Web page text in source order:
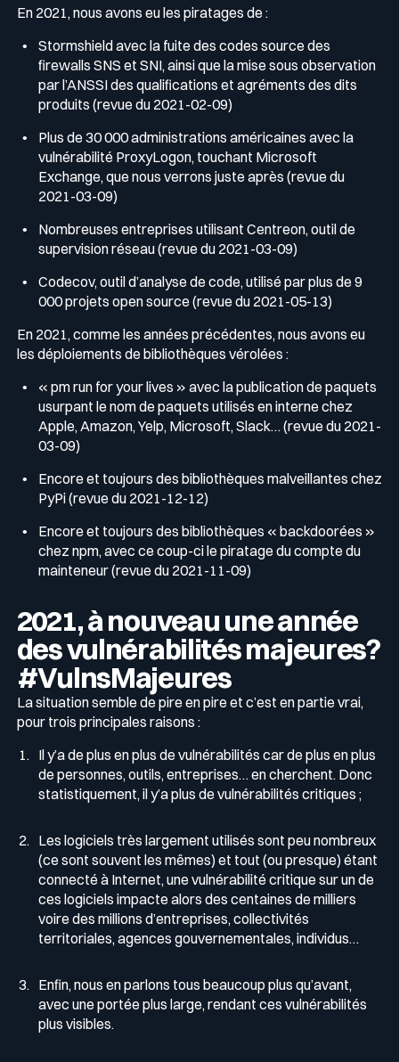
En 2021, nous avons eu les piratages de :
Stormshield avec la fuite des codes source des
firewalls SNS et SNI, ainsi que la mise sous observation
par l’ANSSI des qualifications et agréments des dits
produits (revue du 2021-02-09)
Plus de 30 000 administrations américaines avec la
vulnérabilité ProxyLogon, touchant Microsoft
Exchange, que nous verrons juste après (revue du
2021-03-09)
Nombreuses entreprises utilisant Centreon, outil de
supervision réseau (revue du 2021-03-09)
Codecov, outil d’analyse de code, utilisé par plus de 9
000 projets open source (revue du 2021-05-13)
En 2021, comme les années précédentes, nous avons eu
les déploiements de bibliothèques vérolées :
« pm run for your lives » avec la publication de paquets
usurpant le nom de paquets utilisés en interne chez
Apple, Amazon, Yelp, Microsoft, Slack… (revue du 2021-
03-09)
Encore et toujours des bibliothèques malveillantes chez
PyPi (revue du 2021-12-12)
Encore et toujours des bibliothèques « backdoorées »
chez npm, avec ce coup-ci le piratage du compte du
mainteneur (revue du 2021-11-09)
2021, à nouveau une année
des vulnérabilités majeures?
#VulnsMajeures
La situation semble de pire en pire et c’est en partie vrai,
pour trois principales raisons :
Il y’a de plus en plus de vulnérabilités car de plus en plus
de personnes, outils, entreprises… en cherchent. Donc
statistiquement, il y’a plus de vulnérabilités critiques ;
Les logiciels très largement utilisés sont peu nombreux
(ce sont souvent les mêmes) et tout (ou presque) étant
connecté à Internet, une vulnérabilité critique sur un de
ces logiciels impacte alors des centaines de milliers
voire des millions d’entreprises, collectivités
territoriales, agences gouvernementales, individus…
Enfin, nous en parlons tous beaucoup plus qu’avant,
avec une portée plus large, rendant ces vulnérabilités
plus visibles.